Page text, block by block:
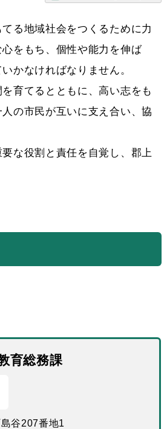
る地域社会をつくるために力
をもち、個性や能力を伸ば
かなければなりません。
育てるとともに、高い志をも
の市民が互いに支え合い、協
な役割と責任を自覚し、郡上
育総務課
谷207番地1